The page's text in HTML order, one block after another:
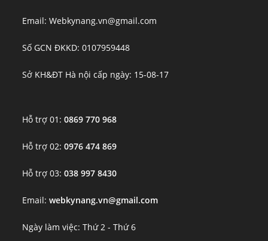
Email: Webkynang.vn@gmail.com
Số GCN ĐKKD: 0107959448
Sở KH&ĐT Hà nội cấp ngày: 15-08-17
Hỗ trợ 01:0869 770 968
Hỗ trợ 02:0976 474 869
Hỗ trợ 03:038 997 8430
Email:webkynang.vn@gmail.com
Ngày làm việc: Thứ 2 - Thứ 6